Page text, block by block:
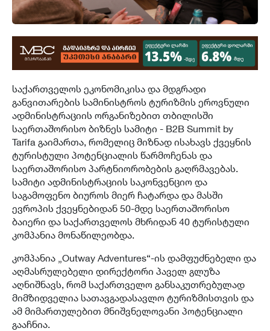
საქართველოს ეკონომიკისა და მდგრადი
განვითარების სამინისტროს ტურიზმის ეროვნული
ადმინისტრაციის ორგანიზებით თბილისში
საერთაშორისო ბიზნეს სამიტი - B2B Summit by
Tarifa გაიმართა, რომელიც მიზნად ისახავს ქვეყნის
ტურისტული პოტენციალის წარმოჩენას და
საერთაშორისო პარტნიორობების გაღრმავებას.
სამიტი ადმინისტრაციის საკონვენციო და
საგამოფენო ბიუროს მიერ ჩატარდა და მასში
ევროპის ქვეყნებიდან 50-მდე საერთაშორისო
ბაიერი და საქართველოს მხრიდან 40 ტურისტული
კომპანია მონაწილეობდა.
კომპანია „Outway Adventures“-ის დამფუძნებელი და
აღმასრულებელი დირექტორი პაველ გლუზა
აღნიშნავს, რომ საქართველო განსაკუთრებულად
მიმზიდველია სათავგადასავლო ტურიზმისთვის და
ამ მიმართულებით მნიშვნელოვანი პოტენციალი
გააჩნია.